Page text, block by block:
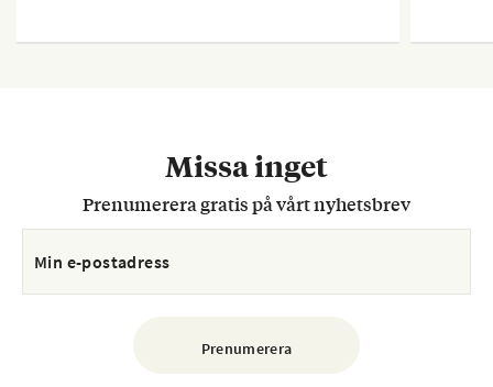
Missa inget
Prenumerera gratis på vårt nyhetsbrev